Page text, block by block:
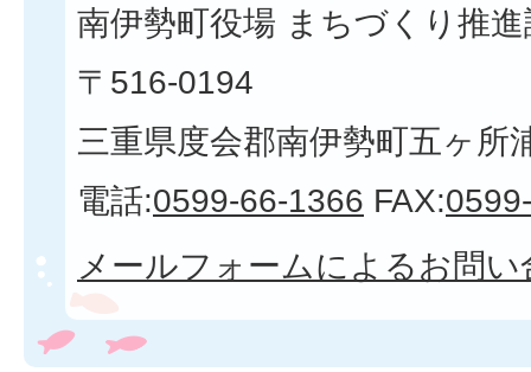
南伊勢町役場 まちづくり推
〒516-0194
三重県度会郡南伊勢町五ヶ所
電話:0599-66-1366 FAX:
メールフォームによるお問い